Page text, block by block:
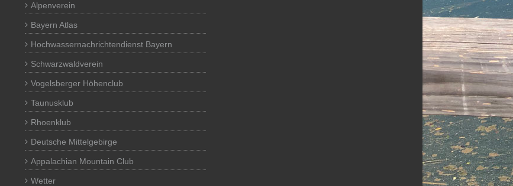
Alpenverein
Bayern Atlas
Hochwassernachrichtendienst Bayern
Schwarzwaldverein
Vogelsberger Höhenclub
Taunusklub
Rhoenklub
Deutsche Mittelgebirge
Appalachian Mountain Club
Wetter